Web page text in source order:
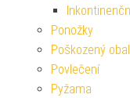
Ponožky
Poškozený obal
Povlečení
Pyžama